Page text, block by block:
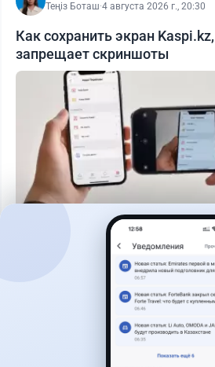
Теңіз Боташ·4 августа 2026 г., 20:30
Как сохранить экран
запрещает скриншоты
Читать дальше →
21
·4 августа 2026 г.,